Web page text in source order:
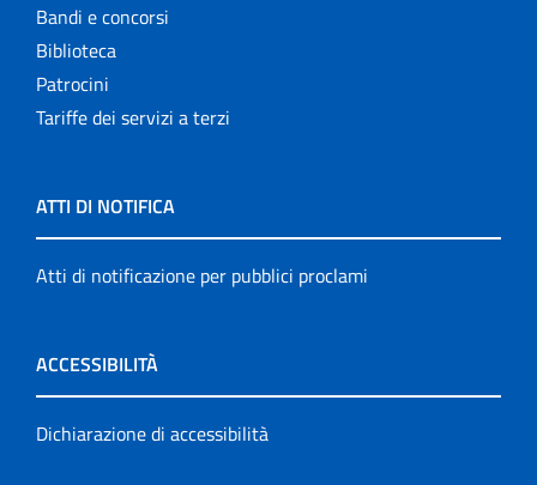
Bandi e concorsi
Biblioteca
Patrocini
Tariffe dei servizi a terzi
ATTI DI NOTIFICA
Atti di notificazione per pubblici proclami
ACCESSIBILITÀ
Dichiarazione di accessibilità